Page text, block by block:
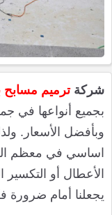
شركة ترميم مسابح
بجميع أنواعها في
وبأفضل الأسعار.
اساسي في معظم
الأعطال أو التكسير
يجعلنا أمام ضرورة